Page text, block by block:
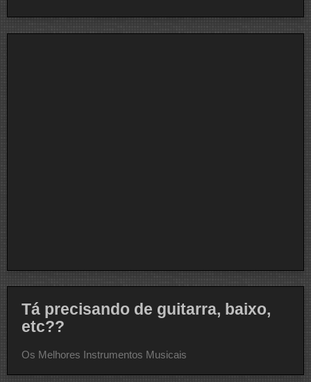
Tá precisando de guitarra, baixo,
etc??
Os Melhores Instrumentos Musicais